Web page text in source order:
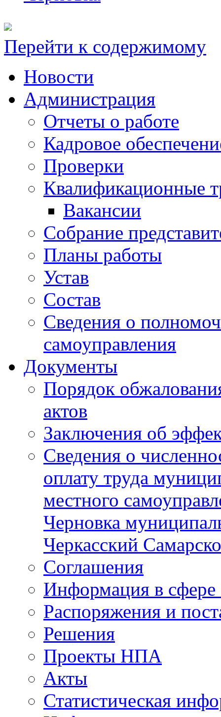
Перейти к содержимому
Новости
Администрация
Отчеты о работе
Кадровое
Проверки
Квалификационные
Вакансии
Собрание
Планы работы
Устав
Состав
Сведения о
самоуправления
Документы
Порядок
актов
Заключения об
Сведения о
оплату труда
местного
Черновка
Черкасский
Соглашения
Информация в сфере
Распоряжения и
Решения
Проекты НПА
Акты
Статистическая